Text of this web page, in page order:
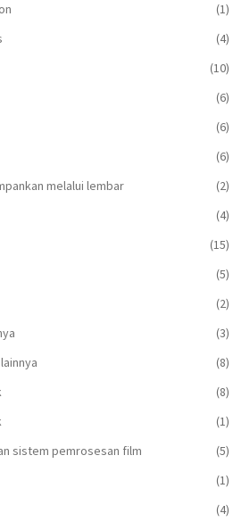
(1)
(4)
(10)
(6)
(6)
(6)
melalui lembar
(2)
(4)
(15)
(5)
(2)
(3)
(8)
(8)
(1)
sistem pemrosesan film
(5)
(1)
(4)